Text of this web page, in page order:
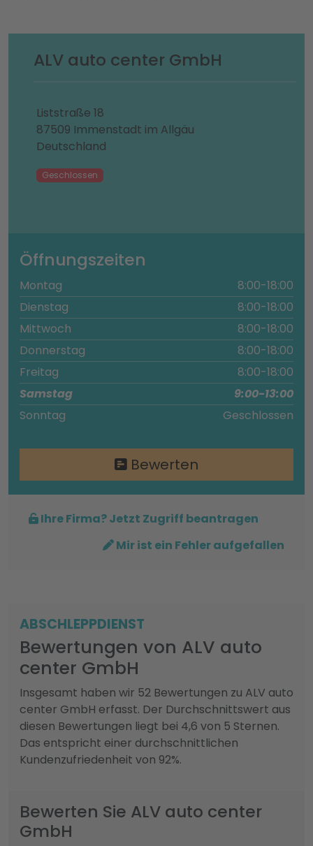
ALV auto center GmbH
Liststraße 18
87509 Immenstadt im Allgäu
Deutschland
Geschlossen
Öffnungszeiten
Montag
8:00-18:00
Dienstag
8:00-18:00
Mittwoch
8:00-18:00
Donnerstag
8:00-18:00
Freitag
8:00-18:00
Samstag
9:00-13:00
Sonntag
Geschlossen
Bewerten
Ihre Firma? Jetzt Zugriff beantragen
Mir ist ein Fehler aufgefallen
ABSCHLEPPDIENST
Bewertungen von ALV auto
center GmbH
Insgesamt haben wir 52 Bewertungen zu ALV auto
center GmbH erfasst. Der Durchschnittswert aus
diesen Bewertungen liegt bei 4,6 von 5 Sternen.
Das entspricht einer durchschnittlichen
Kundenzufriedenheit von 92%.
Bewerten Sie ALV auto center
GmbH